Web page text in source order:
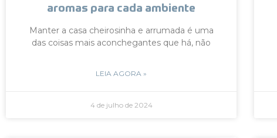
aromas para cada ambiente
Manter a casa cheirosinha e arrumada é uma
das coisas mais aconchegantes que há, não
LEIA AGORA »
4 de julho de 2024